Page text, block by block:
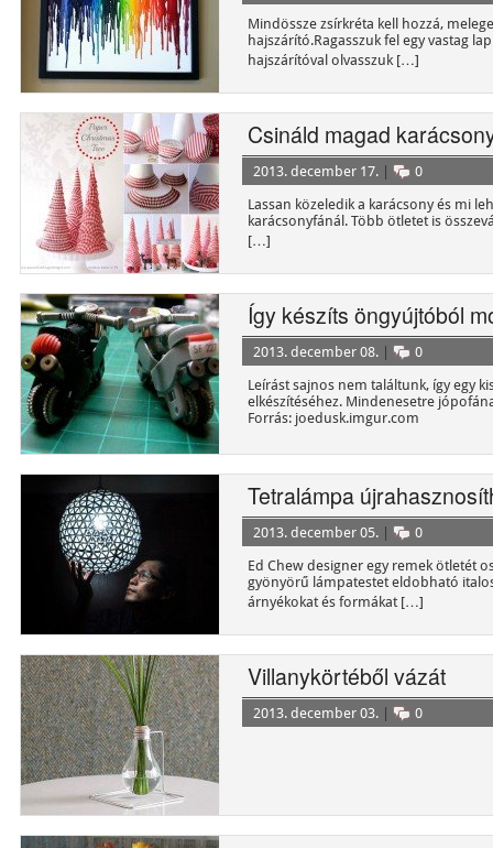
Mindössze zsírkréta kell hozzá,
hajszárító.Ragasszuk fel egy vastag
hajszárítóval olvasszuk […]
Csináld magad
2013. december 17.
0
Lassan közeledik a karácsony és mi
karácsonyfánál. Több ötletet is
[…]
Így készíts öngyújtóból
2013. december 08.
0
Leírást sajnos nem találtunk, így egy
elkészítéséhez. Mindenesetre
Forrás: joedusk.imgur.com
Tetralámpa
2013. december 05.
0
Ed Chew designer egy remek ötletét
gyönyörű lámpatestet eldobható
árnyékokat és formákat […]
Villanykörtéből vázát
2013. december 03. 0